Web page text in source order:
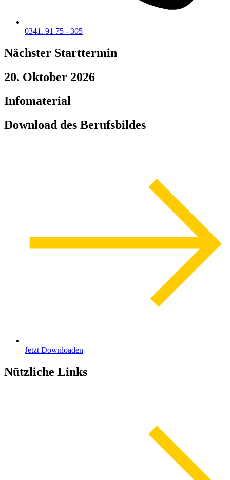
0341. 91 75 - 305
Nächster Starttermin
20. Oktober 2026
Infomaterial
Download des Berufsbildes
Jetzt Downloaden
Nützliche Links